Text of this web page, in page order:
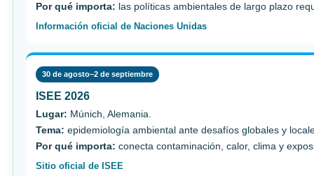
Por qué importa: las políticas ambientales de largo plazo
Información oficial de Naciones Unidas
30 de agosto–2 de septiembre
ISEE 2026
Lugar: Múnich, Alemania.
Tema: epidemiología ambiental ante desafíos globales y
Por qué importa: conecta contaminación, calor, clima y
Sitio oficial de ISEE